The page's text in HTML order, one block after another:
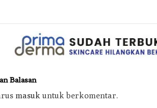
Balasan
masuk untuk berkomentar.